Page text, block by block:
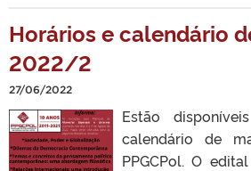
Horários e calendário
2022/2
27/06/2022
Estão
calendário de
PPGCPol. O